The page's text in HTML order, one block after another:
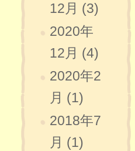
12月 (3)
2020年
12月 (4)
2020年2
月 (1)
2018年7
月 (1)